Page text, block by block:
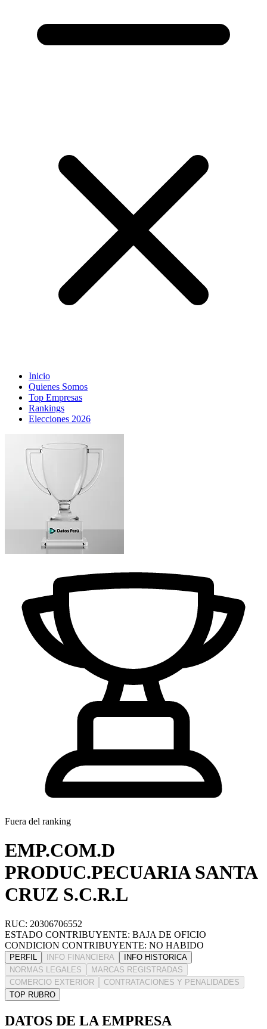
Inicio
Quienes Somos
Top Empresas
Rankings
Elecciones 2026
Fuera del ranking
EMP.COM.D
PRODUC.PECUARIA SANTA
CRUZ S.C.R.L
RUC: 20306706552
ESTADO CONTRIBUYENTE: BAJA DE OFICIO
CONDICION CONTRIBUYENTE: NO HABIDO
PERFIL INFO FINANCIERA
INFO HISTORICA
NORMAS LEGALES
MARCAS REGISTRADAS
COMERCIO EXTERIOR
CONTRATACIONES Y PENALIDADES
TOP RUBRO
DATOS DE LA EMPRESA